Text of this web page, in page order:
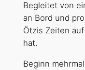
Begleitet von
an Bord und
Ötzis Zeiten
hat.
Beginn